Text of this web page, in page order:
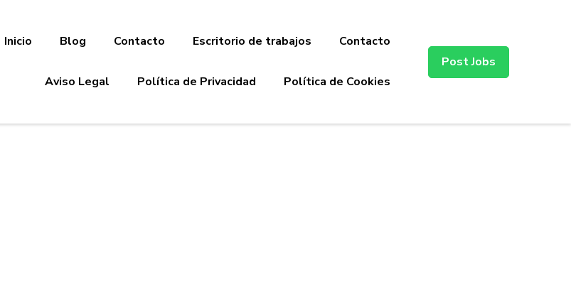
Inicio Blog Contacto Escritorio de trabajos Contacto
Aviso Legal Política de Privacidad Política de Cookies
Post Jobs